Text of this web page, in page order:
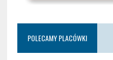
POLECAMY PLACÓWKI